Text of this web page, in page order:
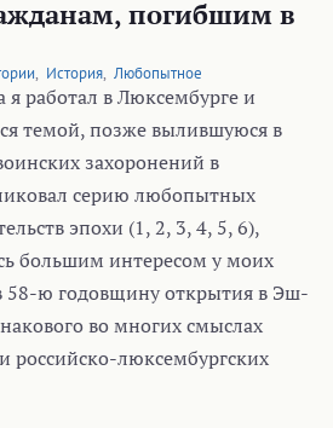
погибшим в
, История, Любопытное
я работал в Люксембурге и
темой, позже вылившуюся в
захоронений в
серию любопытных
эпохи (1, 2, 3, 4, 5, 6),
большим интересом у моих
58-ю годовщину открытия в Эш-
во многих смыслах
российско-люксембургских